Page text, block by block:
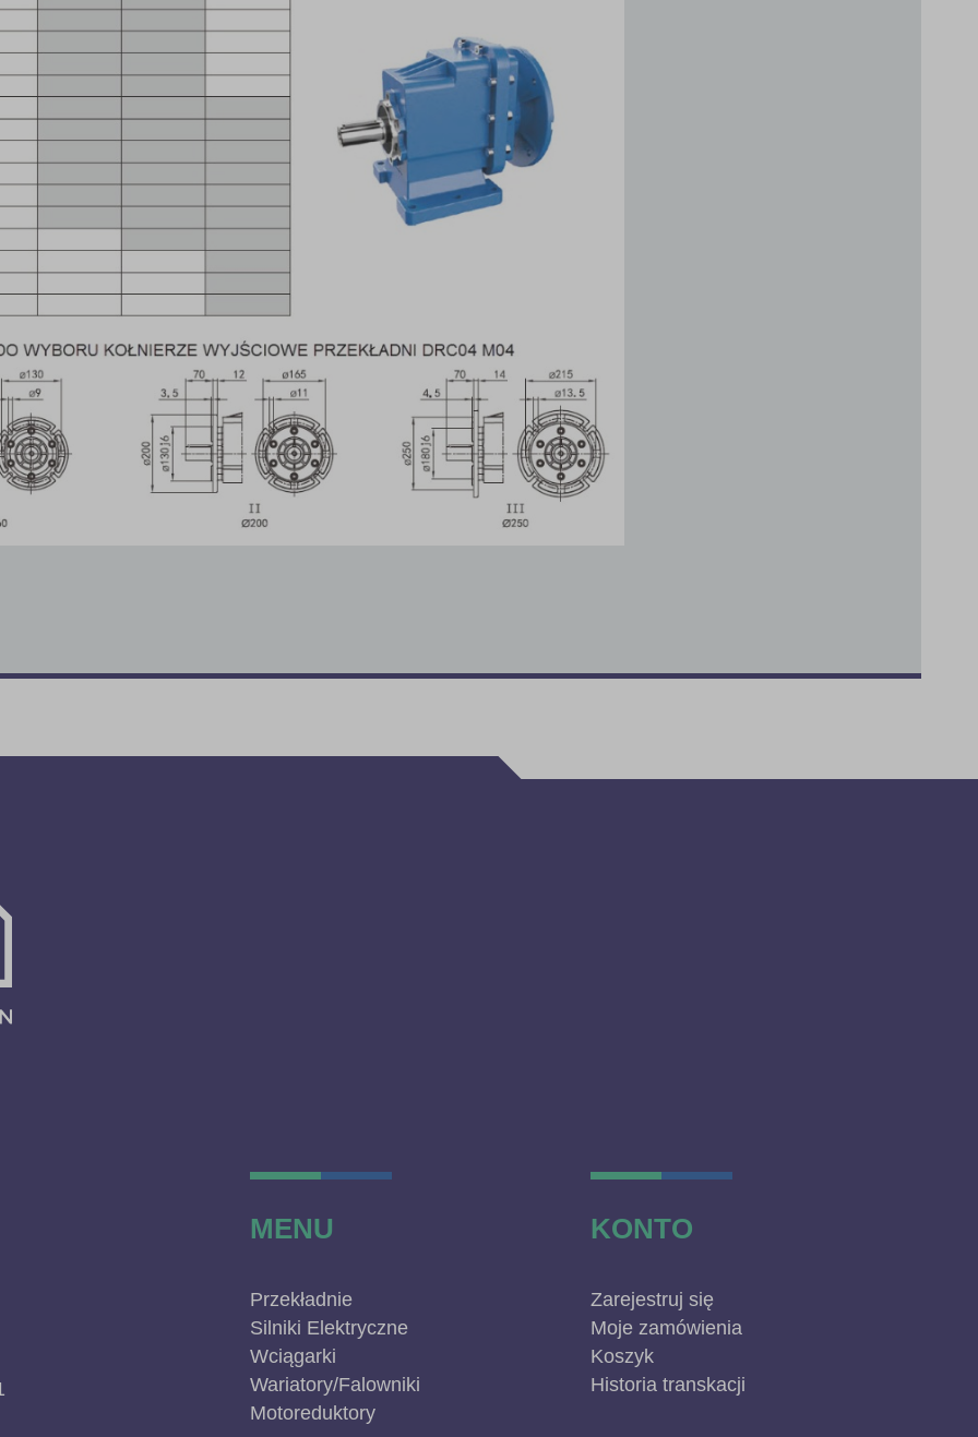
MENU
Przekładnie
Silniki Elektryczne
Wciągarki
Wariatory/Falowniki
Motoreduktory
KONTO
Zarejestruj się
Moje zamówienia
Koszyk
Historia transkacji